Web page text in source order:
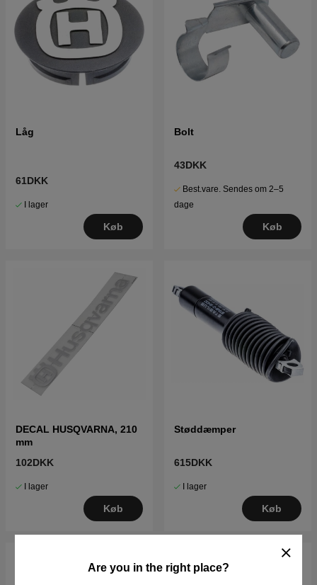
Are you in the right place?
Låg
61DKK
I lager
Køb
Bolt
43DKK
Best.vare. Sendes om 2–5
dage
Køb
DECAL HUSQVARNA, 210
mm
102DKK
I lager
Køb
Støddæmper
615DKK
I lager
Køb